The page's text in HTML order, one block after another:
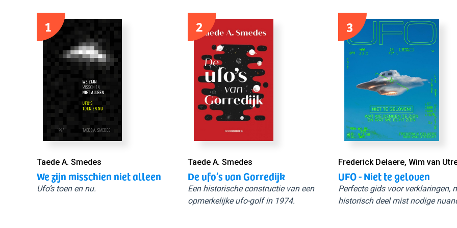
1
Taede A. Smedes
We zijn misschien niet alleen
Ufo’s toen en nu.
2
Taede A. Smedes
De ufo’s van Gorredijk
Een historische constructie van een
opmerkelijke ufo-golf in 1974.
3
Frederick Delaere, Wim van
UFO - Niet te geloven
Perfecte gids voor verklaringen,
historisch deel mist nodige